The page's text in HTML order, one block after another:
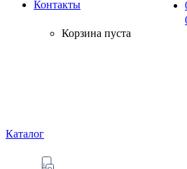
Контакты
Корзина пуста
Каталог